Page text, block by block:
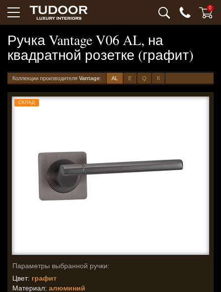
0
Ручка Vantage V06 AL, на
квадратной розетке (графит)
Коллекции производителя Vantage: AL E Q К
СКЛАД
Параметры выбранной ручки:
Цвет: графит
Материал: алюминий